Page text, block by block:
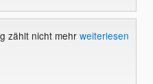
zählt nicht mehr weiterlesen